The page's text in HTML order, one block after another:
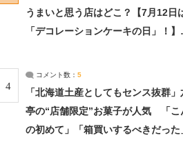
うまいと思う店はどこ？【7月12日
「デコレーションケーキの日」！】
4
コメント数： 5
「北海道土産としてもセンス抜群」
亭の“店舗限定”お菓子が人気 「こ
の初めて」「箱買いするべきだった